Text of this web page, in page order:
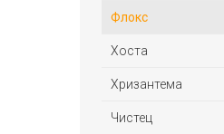
Флокс
Хоста
Хризантема
Чистец